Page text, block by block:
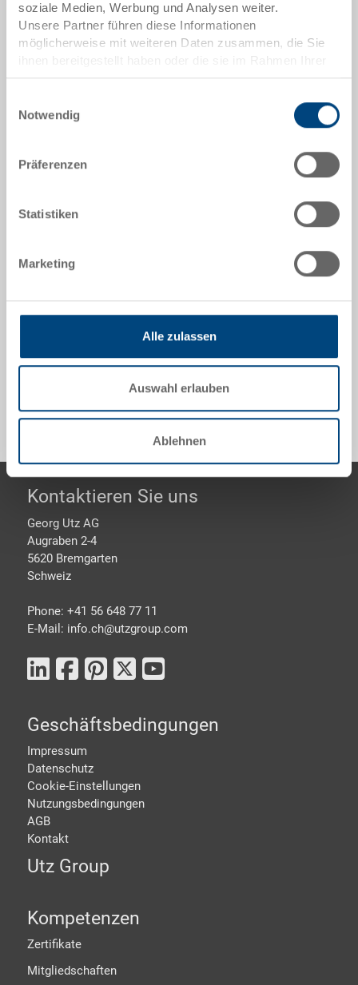
soziale Medien, Werbung und Analysen weiter.
Unsere Partner führen diese Informationen
möglicherweise mit weiteren Daten zusammen, die Sie
Nutzung der Dienste gesammelt haben.
Notwendig
Präferenzen
Statistiken
Marketing
Alle zulassen
Auswahl erlauben
Ablehnen
Aussenmasse:
800 x 600 x 465 mm
|Weitere Farben auf Anfrage
Angebot anfordern
Technische Daten
Klappbox, PP, Boden schwarz, Seitenwände silbergrau
RAL 7001, aussen 800x600x465 mm, innen
geschlossen, 2 Muschelgriffe, ohne Deckel
Sonderanfertigungen - Unser Spezialgebiet
Footer
Kontaktieren Sie uns
Georg Utz AG
Augraben 2-4
5620 Bremgarten
Schweiz
Phone: +41 56 648 77 11
E-Mail: info.ch@utzgroup.com
Geschäftsbedingungen
Impressum
Datenschutz
Cookie-Einstellungen
Nutzungsbedingungen
AGB
Kontakt
Utz Group
Kompetenzen
Zertifikate
Mitgliedschaften